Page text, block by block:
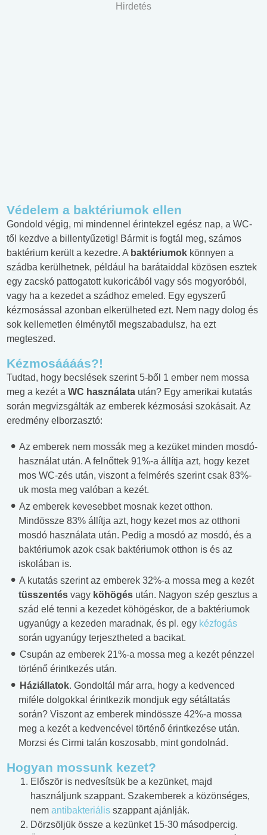
Hirdetés
Védelem a baktériumok ellen
Gondold végig, mi mindennel érintekzel egész nap, a WC-
től kezdve a billentyűzetig! Bármit is fogtál meg, számos
baktérium került a kezedre. A baktériumok könnyen a
szádba kerülhetnek, például ha barátaiddal közösen esztek
egy zacskó pattogatott kukoricából vagy sós mogyoróból,
vagy ha a kezedet a szádhoz emeled. Egy egyszerű
kézmosással azonban elkerülheted ezt. Nem nagy dolog és
sok kellemetlen élménytől megszabadulsz, ha ezt
megteszed.
Kézmosáááás?!
Tudtad, hogy becslések szerint 5-ből 1 ember nem mossa
meg a kezét a WC használata után? Egy amerikai kutatás
során megvizsgálták az emberek kézmosási szokásait. Az
eredmény elborzasztó:
Az emberek nem mossák meg a kezüket minden mosdó-
használat után. A felnőttek 91%-a állítja azt, hogy kezet
mos WC-zés után, viszont a felmérés szerint csak 83%-
uk mosta meg valóban a kezét.
Az emberek kevesebbet mosnak kezet otthon.
Mindössze 83% állítja azt, hogy kezet mos az otthoni
mosdó használata után. Pedig a mosdó az mosdó, és a
baktériumok azok csak baktériumok otthon is és az
iskolában is.
A kutatás szerint az emberek 32%-a mossa meg a kezét
tüsszentés vagy köhögés után. Nagyon szép gesztus a
szád elé tenni a kezedet köhögéskor, de a baktériumok
ugyanúgy a kezeden maradnak, és pl. egy kézfogás
során ugyanúgy terjesztheted a bacikat.
Csupán az emberek 21%-a mossa meg a kezét pénzzel
történő érintkezés után.
Háziállatok. Gondoltál már arra, hogy a kedvenced
miféle dolgokkal érintkezik mondjuk egy sétáltatás
során? Viszont az emberek mindössze 42%-a mossa
meg a kezét a kedvencével történő érintkezése után.
Morzsi és Cirmi talán koszosabb, mint gondolnád.
Hogyan mossunk kezet?
Először is nedvesítsük be a kezünket, majd
használjunk szappant. Szakemberek a közönséges,
nem antibakteriális szappant ajánlják.
Dörzsöljük össze a kezünket 15-30 másodpercig.